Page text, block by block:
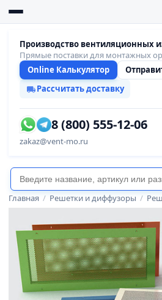
Производство вентиляционных
Прямые поставки для монтажных
Online Калькулятор
Рассчитать доставку
8 (800) 555-12-06
zakaz@vent-mo.ru
Главная / Решетки и диффузоры /